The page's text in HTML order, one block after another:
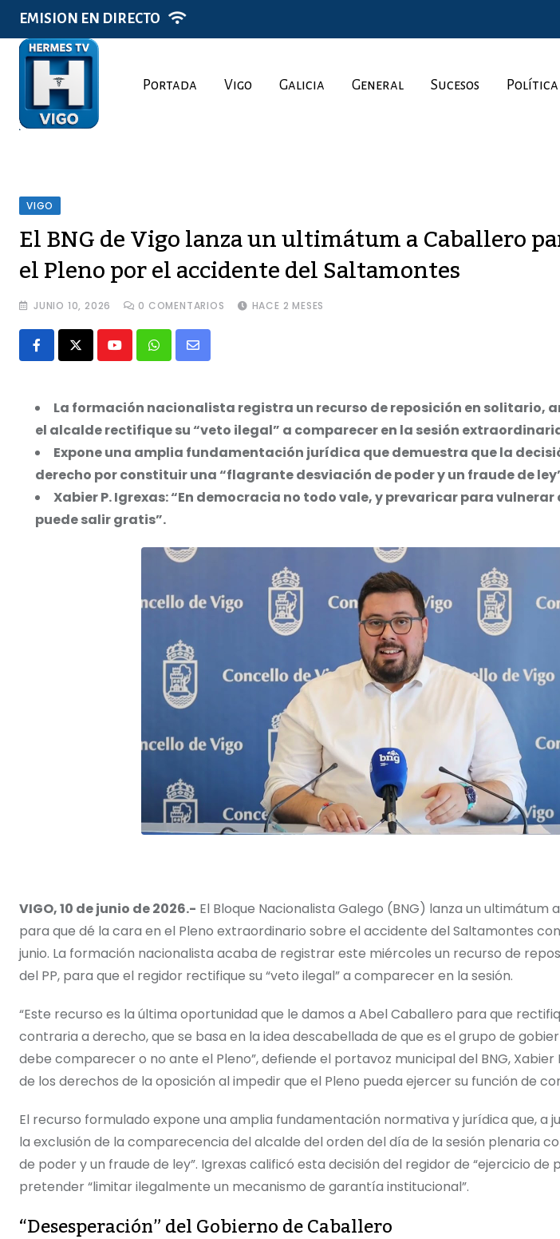
Skip
content
EMISION EN DIRECTO
Portada Vigo Galicia General Sucesos Política
VIGO
El BNG de Vigo lanza un ultimátum a Caballero
el Pleno por el accidente del Saltamontes
JUNIO 10, 2026 0 COMENTARIOS HACE 2 MESES
YoutubeWhatsapp
Share
Email
La formación nacionalista registra un recurso de reposición en solitario,
el alcalde rectifique su “veto ilegal” a comparecer en la sesión
Expone una amplia fundamentación jurídica que demuestra que la
derecho por constituir una “flagrante desviación de poder y un fraude de
Xabier P. Igrexas: “En democracia no todo vale, y prevaricar para
puede salir gratis”.
VIGO, 10 de junio de 2026.- El Bloque Nacionalista Galego (BNG) lanza un ultimátum
para que dé la cara en el Pleno extraordinario sobre el accidente del Saltamontes
junio. La formación nacionalista acaba de registrar este miércoles un recurso de
del PP, para que el regidor rectifique su “veto ilegal” a comparecer en la sesión.
“Este recurso es la última oportunidad que le damos a Abel Caballero para que
contraria a derecho, que se basa en la idea descabellada de que es el grupo de
debe comparecer o no ante el Pleno”, defiende el portavoz municipal del BNG, Xabier
de los derechos de la oposición al impedir que el Pleno pueda ejercer su función de
El recurso formulado expone una amplia fundamentación normativa y jurídica que, a
la exclusión de la comparecencia del alcalde del orden del día de la sesión plenaria
de poder y un fraude de ley”. Igrexas calificó esta decisión del regidor de “ejercicio de
pretender “limitar ilegalmente un mecanismo de garantía institucional”.
“Desesperación” del Gobierno de Caballero